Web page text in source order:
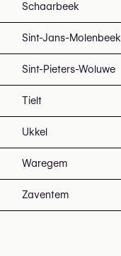
Schaarbeek
Sint-Jans-Molenbeek
Sint-Pieters-Woluwe
Tielt
Ukkel
Waregem
Zaventem